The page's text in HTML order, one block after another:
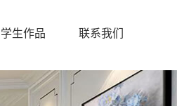
学生作品 联系我们